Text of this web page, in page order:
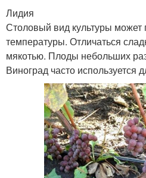
Лидия
Столовый вид культуры может
температуры. Отличаться
мякотью. Плоды небольших
Виноград часто используется